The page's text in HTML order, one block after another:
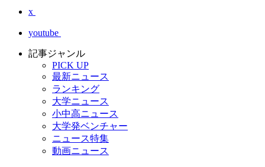
x
youtube
記事ジャンル
PICK UP
最新ニュース
ランキング
大学ニュース
小中高ニュース
大学発ベンチャー
ニュース特集
動画ニュース